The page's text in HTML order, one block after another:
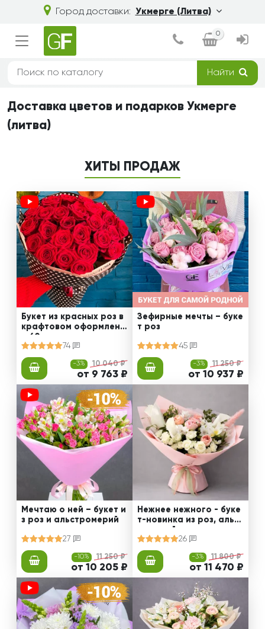
Город доставки: Укмерге (Литва)
0
Найти
Доставка цветов и подарков Укмерге
(литва)
ХИТЫ ПРОДАЖ
Букет из красных роз в
крафтовом оформлени
и 60 см
74
-3% 10 040 ₽
от 9 763 ₽
Зефирные мечты – буке
т роз
45
-3% 11 250 ₽
от 10 937 ₽
Мечтаю о ней – букет и
з роз и альстромерий
27
-10% 11 250 ₽
от 10 205 ₽
Нежнее нежного - буке
т-новинка из роз, альст
ромерий и калл
26
-3% 11 800 ₽
от 11 470 ₽